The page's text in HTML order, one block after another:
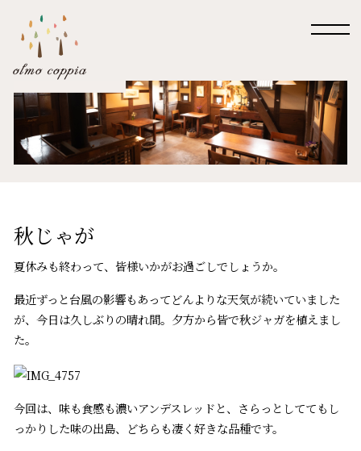
秋じゃが
夏休みも終わって、皆様いかがお過ごしでしょうか。
最近ずっと台風の影響もあってどんよりな天気が続いていました
が、今日は久しぶりの晴れ間。夕方から皆で秋ジャガを植えまし
た。
今回は、味も食感も濃いアンデスレッドと、さらっとしててもし
っかりした味の出島、どちらも凄く好きな品種です。